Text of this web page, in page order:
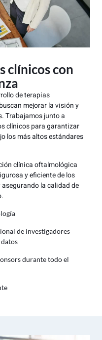
clínicos con
de terapias
mejorar la visión y
Trabajamos junto a
clínicos para garantizar
los más altos estándares
clínica oftalmológica
y eficiente de los
la calidad de
de investigadores
durante todo el